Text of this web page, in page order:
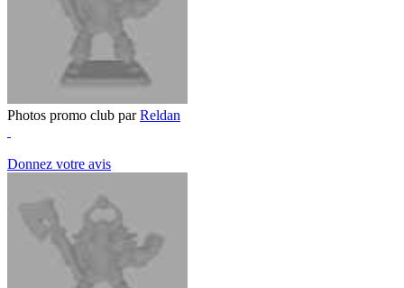
Photos promo club parReldan
Donnez votre avis